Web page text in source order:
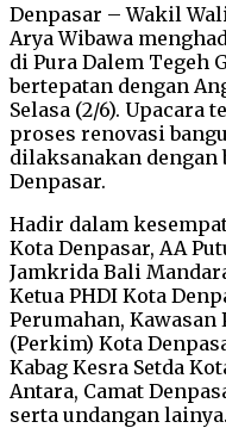
Denpasar – Wakil
Arya Wibawa
di Pura Dalem Tegeh
bertepatan dengan
Selasa (2/6). Upacara
proses renovasi
dilaksanakan dengan
Denpasar.
Hadir dalam
Kota Denpasar, AA
Jamkrida Bali
Ketua PHDI Kota
Perumahan,
(Perkim) Kota
Kabag Kesra Setda
Antara, Camat
serta undangan lainya.